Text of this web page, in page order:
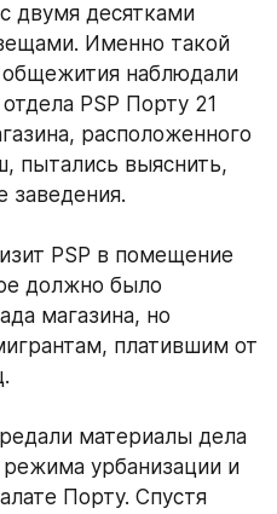
двумя десятками
Именно такой
общежития наблюдали
PSP Порту 21
расположенного
пытались выяснить,
заведения.
PSP в помещение
должно было
магазина, но
платившим от
материалы дела
урбанизации и
Порту. Спустя